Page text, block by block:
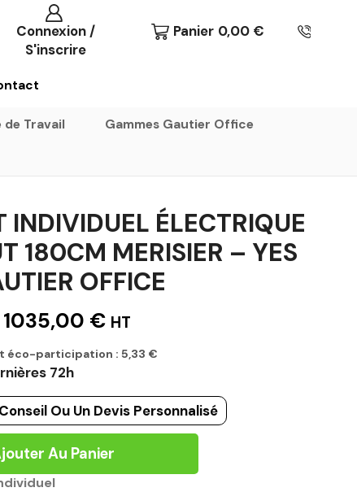
Connexion /
S'inscrire
Panier 0,00 €
de Travail Gammes Gautier Office
INDIVIDUEL ÉLECTRIQUE
180CM MERISIER – YES
OFFICE
1035,00 € HT
éco-participation : 5,33 €
72h
Ou Un Devis Personnalisé
Au Panier